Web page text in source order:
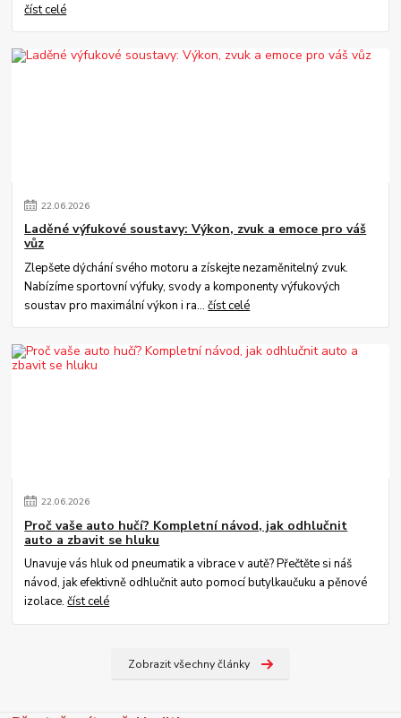
číst celé
22.06.2026
Laděné výfukové soustavy: Výkon, zvuk a emoce pro váš
vůz
Zlepšete dýchání svého motoru a získejte nezaměnitelný zvuk.
Nabízíme sportovní výfuky, svody a komponenty výfukových
soustav pro maximální výkon i ra...číst celé
22.06.2026
Proč vaše auto hučí? Kompletní návod, jak odhlučnit
auto a zbavit se hluku
Unavuje vás hluk od pneumatik a vibrace v autě? Přečtěte si náš
návod, jak efektivně odhlučnit auto pomocí butylkaučuku a pěnové
izolace.číst celé
Zobrazit všechny články